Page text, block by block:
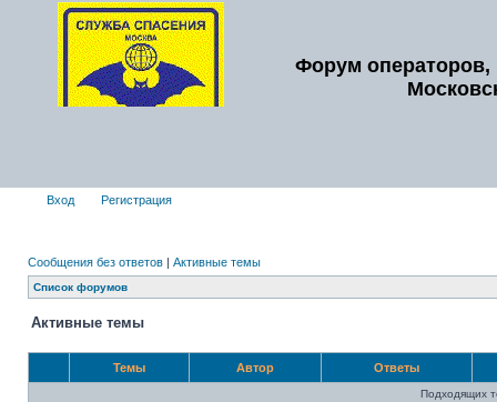
Форум операторов,
Вход Регистрация
Сообщения без ответов | Активные темы
Список форумов
Активные темы
Темы Автор Ответы
Подходящих